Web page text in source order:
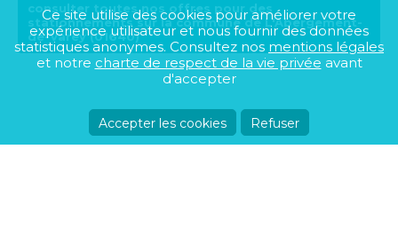
consulter toutes nos offres pour des
stationnements sur la commune de L'Abergement-
de-Varey (01640)
Ce site utilise des cookies pour améliorer votre
expérience utilisateur et nous fournir des données
statistiques anonymes. Consultez nos mentions légales
et notre charte de respect de la vie privée avant
d'accepter
Accepter les cookies Refuser